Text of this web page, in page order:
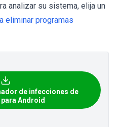
analizar su sistema, elija un
eliminar programas
de infecciones de
Android